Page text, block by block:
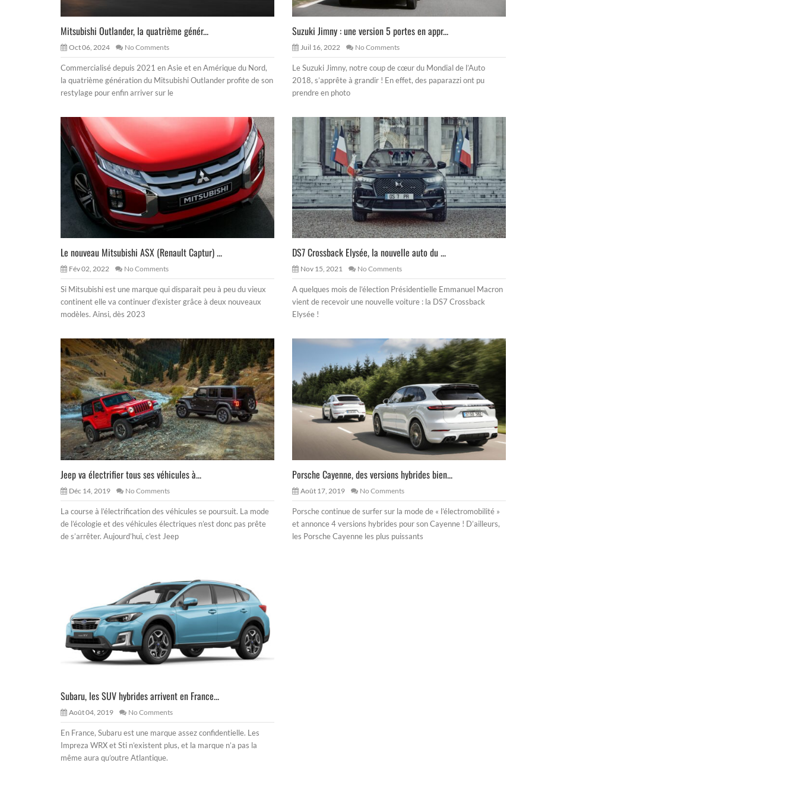
Mitsubishi Outlander, la quatrième génér...
Oct 06, 2024 No Comments
Commercialisé depuis 2021 en Asie et en Amérique du Nord,
la quatrième génération du Mitsubishi Outlander profite de son
restylage pour enfin arriver sur le
Suzuki Jimny : une version 5 portes en appr...
Juil 16, 2022 No Comments
Le Suzuki Jimny, notre coup de cœur du Mondial de l’Auto
2018, s’apprête à grandir ! En effet, des paparazzi ont pu
prendre en photo
Le nouveau Mitsubishi ASX (Renault Captur) ...
Fév 02, 2022 No Comments
Si Mitsubishi est une marque qui disparait peu à peu du vieux
continent elle va continuer d’exister grâce à deux nouveaux
modèles. Ainsi, dès 2023
DS7 Crossback Elysée, la nouvelle auto du ...
Nov 15, 2021 No Comments
A quelques mois de l’élection Présidentielle Emmanuel Macron
vient de recevoir une nouvelle voiture : la DS7 Crossback
Elysée !
Jeep va électrifier tous ses véhicules à...
Déc 14, 2019 No Comments
La course à l’électrification des véhicules se poursuit. La mode
de l’écologie et des véhicules électriques n’est donc pas prête
de s’arrêter. Aujourd’hui, c’est Jeep
Porsche Cayenne, des versions hybrides bien...
Août 17, 2019 No Comments
Porsche continue de surfer sur la mode de « l’électromobilité »
et annonce 4 versions hybrides pour son Cayenne ! D’ailleurs,
les Porsche Cayenne les plus puissants
Subaru, les SUV hybrides arrivent en France...
Août 04, 2019 No Comments
En France, Subaru est une marque assez confidentielle. Les
Impreza WRX et Sti n’existent plus, et la marque n’a pas la
même aura qu’outre Atlantique.